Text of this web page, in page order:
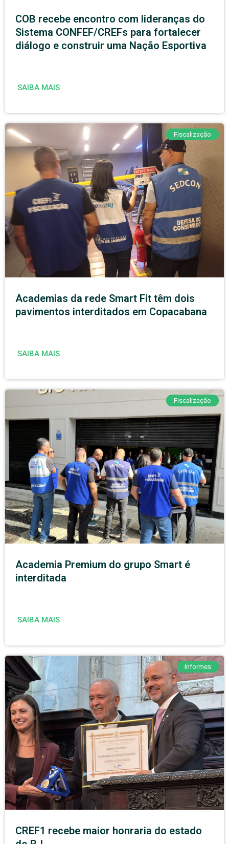
COB recebe encontro com lideranças do
Sistema CONFEF/CREFs para fortalecer
diálogo e construir uma Nação Esportiva
SAIBA MAIS
Fiscalização
Academias da rede Smart Fit têm dois
pavimentos interditados em Copacabana
SAIBA MAIS
Fiscalização
Academia Premium do grupo Smart é
interditada
SAIBA MAIS
Informes
CREF1 recebe maior honraria do estado